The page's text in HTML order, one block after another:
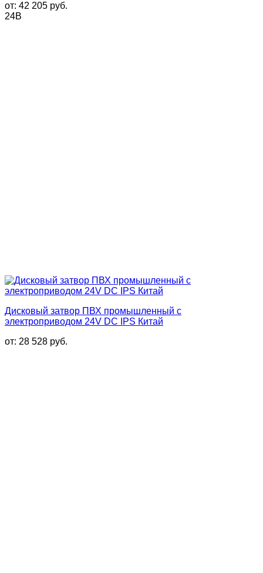
от: 42 205 руб.
24В
Дисковый затвор ПВХ промышленный с
электроприводом 24V DC IPS Китай
от: 28 528 руб.